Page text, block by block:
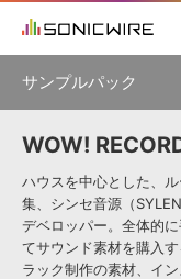
プラグイン・エフ
キャンペーン »
初音ミク NT 鏡音リ
KAITO V3
VIENNA
EZ
サンプルパックを
ELECTRONICA
サンプルパック
製品一覧
ジャンル
WOW!
ハウスを中心とした、
集、シンセ音源（
デベロッパー。全体的
てサウンド素材を購入
ラック制作の素材、イ